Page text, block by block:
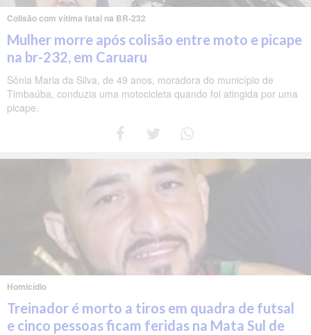
Colisão com vítima fatal na BR-232
Mulher morre após colisão entre moto e picape
na br-232, em Caruaru
Sônia Maria da Silva, de 49 anos, moradora do município de
Timbaúba, conduzia uma motocicleta quando foi atingida por uma
picape.
Homicídio
Treinador é morto a tiros em quadra de futsal
e cinco pessoas ficam feridas na Mata Sul de